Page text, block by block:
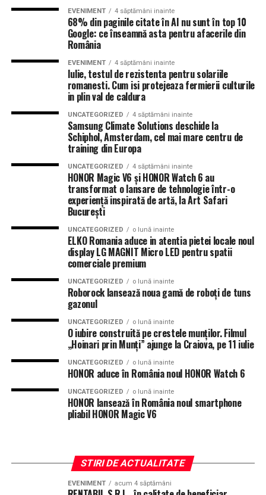
EVENIMENT 4 săptămâni inainte
68% din paginile citate în AI nu sunt în top 10
Google: ce înseamnă asta pentru afacerile din
România
EVENIMENT 4 săptămâni inainte
Iulie, testul de rezistenta pentru solariile
romanesti. Cum isi protejeaza fermierii culturile
in plin val de caldura
UNCATEGORIZED 4 săptămâni inainte
Samsung Climate Solutions deschide la
Schiphol, Amsterdam, cel mai mare centru de
training din Europa
UNCATEGORIZED 4 săptămâni inainte
HONOR Magic V6 și HONOR Watch 6 au
transformat o lansare de tehnologie într-o
experiență inspirată de artă, la Art Safari
București
UNCATEGORIZED o lună inainte
ELKO Romania aduce in atentia pietei locale noul
display LG MAGNIT Micro LED pentru spatii
comerciale premium
UNCATEGORIZED o lună inainte
Roborock lansează noua gamă de roboți de tuns
gazonul
UNCATEGORIZED o lună inainte
O iubire construită pe crestele munților. Filmul
„Hoinari prin Munți” ajunge la Craiova, pe 11 iulie
UNCATEGORIZED o lună inainte
HONOR aduce în România noul HONOR Watch 6
UNCATEGORIZED o lună inainte
HONOR lansează în România noul smartphone
pliabil HONOR Magic V6
STIRI DE ACTUALITATE
EVENIMENT acum 4 săptămâni